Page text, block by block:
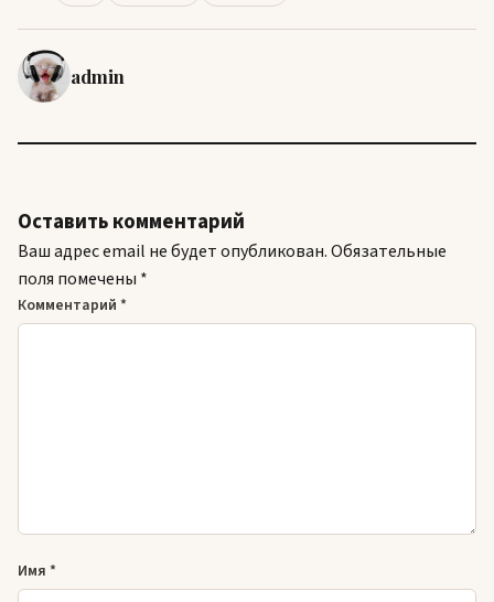
admin
Оставить комментарий
Ваш адрес email не будет опубликован.Обязательные
поля помечены *
Комментарий *
Имя *